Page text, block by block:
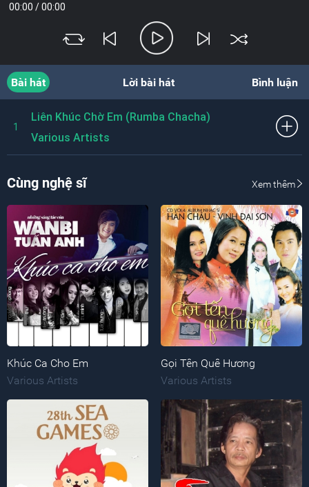
00:00 /00:00
Bài hát Lời bài hát Bình luận
1
Liên Khúc Chờ Em (Rumba Chacha)
Various Artists
Cùng nghệ sĩ Xem thêm
Khúc Ca Cho Em
Various Artists
Gọi Tên Quê Hương
Various Artists